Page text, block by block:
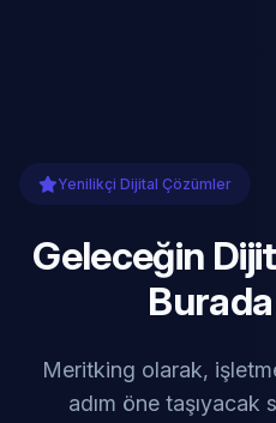
Yenilikçi Dijital Çözümler
Geleceğin
Meritking olarak,
adım öne